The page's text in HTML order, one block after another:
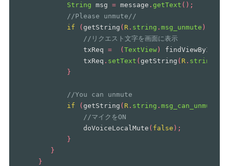
String
msg = message .getText ();
//Please unmute//
if
(getString ( R . string .msg_unmute ).
//リクエスト文字を画面に表示
txReq
= (TextView) findViewById
txReq . setText (getString ( R . string
}
//You can unmute
if
(getString ( R . string .msg_can_unmute
//マイクをON
doVoiceLocalMute ( false );
}
}
}